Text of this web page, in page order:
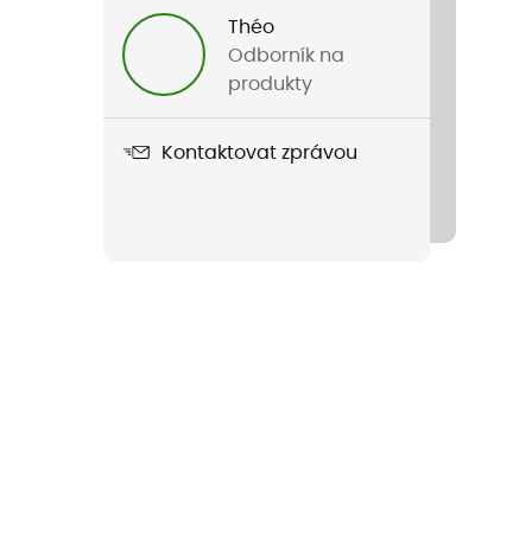
Théo
Odborník na
produkty
Kontaktovat zprávou